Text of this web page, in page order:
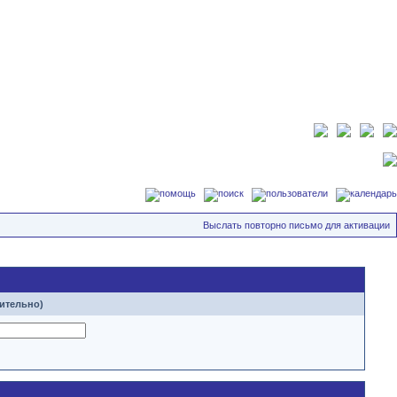
Выслать повторно письмо для активации